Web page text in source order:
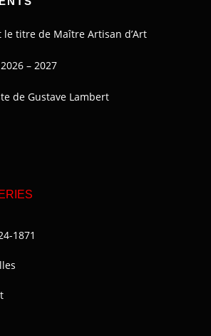
le titre de Maître Artisan d’Art
– 2027
de Gustave Lambert
1871